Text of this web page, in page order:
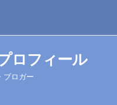
ロフィール
ブロガー